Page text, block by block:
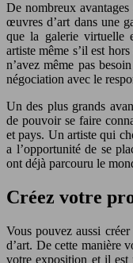
De nombreux
œuvres d’art dans une
que la galerie virtuelle
artiste même s’il est
n’avez même pas
négociation avec le
Un des plus grands
de pouvoir se faire
et pays. Un artiste qui
a l’opportunité de se
ont déjà parcouru le
Créez votre
Vous pouvez aussi
d’art. De cette manière
votre exposition et il est